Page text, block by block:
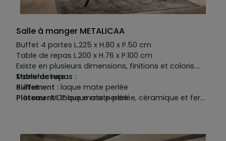
l’impressionnant choix de nos nuanciers.
Piétement :
fer coloré
catégorie 1
Allonge: laqué mat option perlé et céramique
catégorie 1
Salle à manger METALICAA
Buffet 4 portes L.225 x H.80 x P.50 cm
Table de repas L.200 x H.76 x P.100 cm
Existe en plusieurs dimensions, finitions et coloris.
Manufacture :
Buffet :
Piétement: laque mate perlée
Table de repas :
Piètement : laque mate perlée
Plateau :MDF laque mate perlée, céramique et fer